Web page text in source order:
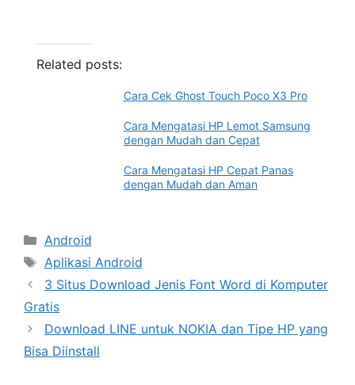
Related posts:
Cara Cek Ghost Touch Poco X3 Pro
Cara Mengatasi HP Lemot Samsung
dengan Mudah dan Cepat
Cara Mengatasi HP Cepat Panas
dengan Mudah dan Aman
Categories
Android
Tags
Aplikasi Android
3 Situs Download Jenis Font Word di Komputer
Gratis
Download LINE untuk NOKIA dan Tipe HP yang
Bisa Diinstall